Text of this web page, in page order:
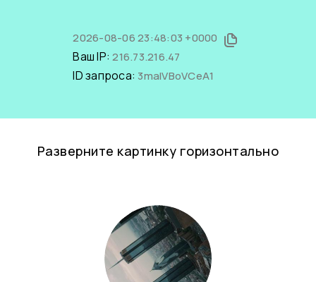
2026-08-06 23:48:03 +0000
Ваш IP:216.73.216.47
ID запроса: 3malVBoVCeA1
Разверните картинку горизонтально